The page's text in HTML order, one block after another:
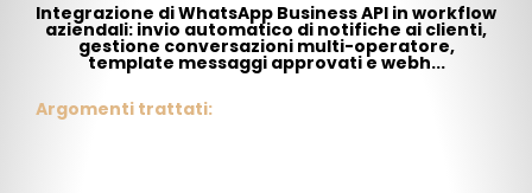
Integrazione di WhatsApp Business API in workflow
aziendali: invio automatico di notifiche ai clienti,
gestione conversazioni multi-operatore,
template messaggi approvati e webh...
Argomenti trattati: